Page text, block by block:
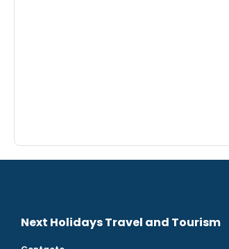
Next Holidays Travel and Tourism